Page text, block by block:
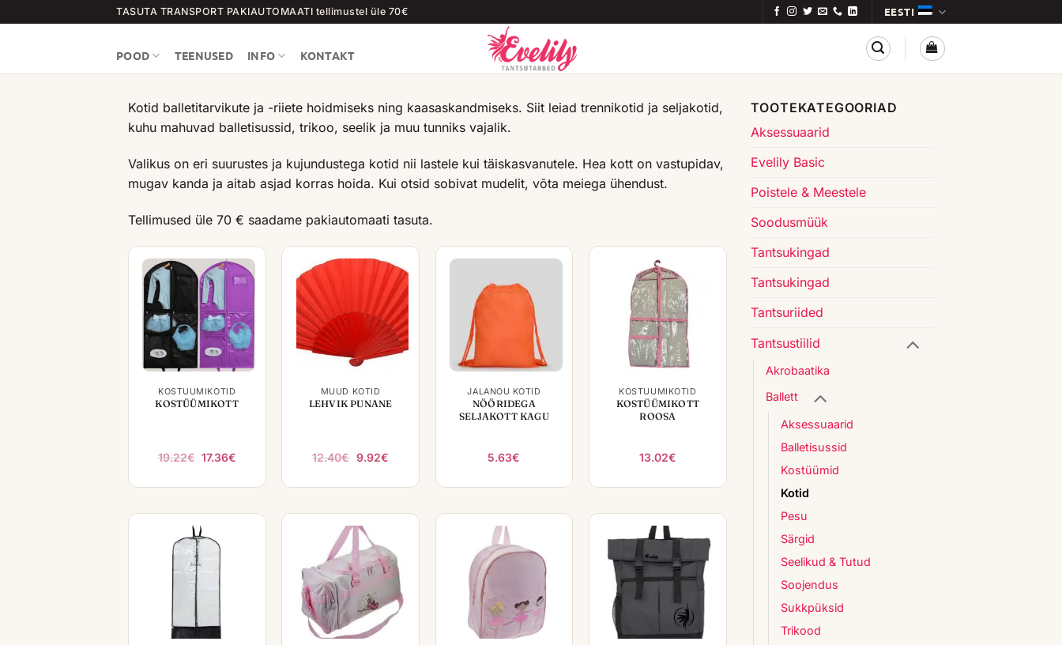
to
TASUTA TRANSPORT PAKIAUTOMAATI tellimustel üle 70€ EESTI
POOD TEENUSED INFO KONTAKT
Kotid balletitarvikute ja -riiete hoidmiseks ning kaasaskandmiseks. Siit leiad trennikotid ja seljakotid,
kuhu mahuvad balletisussid, trikoo, seelik ja muu tunniks vajalik.
Valikus on eri suurustes ja kujundustega kotid nii lastele kui täiskasvanutele. Hea kott on vastupidav,
mugav kanda ja aitab asjad korras hoida. Kui otsid sobivat mudelit, võta meiega ühendust.
Tellimused üle 70 € saadame pakiautomaati tasuta.
+
KOSTÜÜMIKOTID
KOSTÜÜMIKOTT
19.22€ Algne
19.22€.
17.36€Praegune
17.36€.
MUUD KOTID
LEHVIK PUNANE
12.40€ Algne
12.40€.
9.92€Praegune
9.92€.
+
JALANÕU KOTID
NÖÖRIDEGA
SELJAKOTT KAGU
5.63€
KOSTÜÜMIKOTID
KOSTÜÜMIKOTT
ROOSA
13.02€
+ +
TOOTEKATEGOORIAD
Aksessuaarid
Evelily Basic
Poistele & Meestele
Soodusmüük
Tantsukingad
Tantsukingad
Tantsuriided
Tantsustiilid
Akrobaatika
Ballett
Aksessuaarid
Balletisussid
Kostüümid
Kotid
Pesu
Särgid
Seelikud & Tutud
Soojendus
Sukkpüksid
Trikood